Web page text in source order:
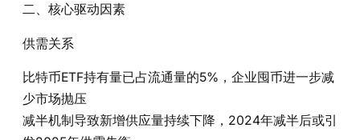
二、核心驱动因素
供需关系‌
比特币ETF持有量已占流通量的5%，企业囤币进一步减
少市场抛压
减半机制导致新增供应量持续下降，2024年减半后或引